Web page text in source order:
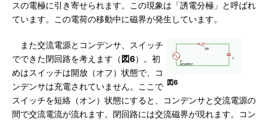
スの電極に引き寄せられます。この現象は「誘電分極」と呼ばれ
ています。この電荷の移動中に磁界が発生しています。
図6
また交流電源とコンデンサ、スイッチ
でできた閉回路を考えます（ 図6）。初
めはスイッチは開放（オフ）状態で、コ
ンデンサは充電されていません。ここで
スイッチを短絡（オン）状態にすると、コンデンサと交流電源の
間で交流電流が流れます。閉回路には交流磁界が現れます。コン